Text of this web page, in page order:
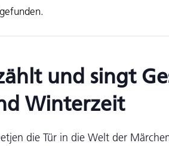
und singt
Winterzeit
die Tür in die Welt der